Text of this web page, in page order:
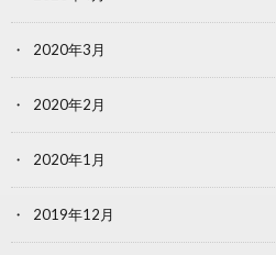
2020年3月
2020年2月
2020年1月
2019年12月